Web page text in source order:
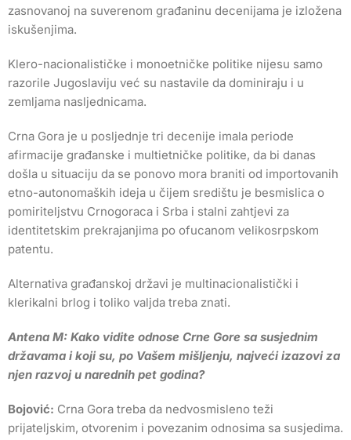
zasnovanoj na suverenom građaninu decenijama je izložena
iskušenjima.
Klero-nacionalističke i monoetničke politike nijesu samo
razorile Jugoslaviju već su nastavile da dominiraju i u
zemljama nasljednicama.
Crna Gora je u posljednje tri decenije imala periode
afirmacije građanske i multietničke politike, da bi danas
došla u situaciju da se ponovo mora braniti od importovanih
etno-autonomaških ideja u čijem središtu je besmislica o
pomiriteljstvu Crnogoraca i Srba i stalni zahtjevi za
identitetskim prekrajanjima po ofucanom velikosrpskom
patentu.
Alternativa građanskoj državi je multinacionalistički i
klerikalni brlog i toliko valjda treba znati.
Antena M: Kako vidite odnose Crne Gore sa susjednim
državama i koji su, po Vašem mišljenju, najveći izazovi za
njen razvoj u narednih pet godina?
Bojović: Crna Gora treba da nedvosmisleno teži
prijateljskim, otvorenim i povezanim odnosima sa susjedima.